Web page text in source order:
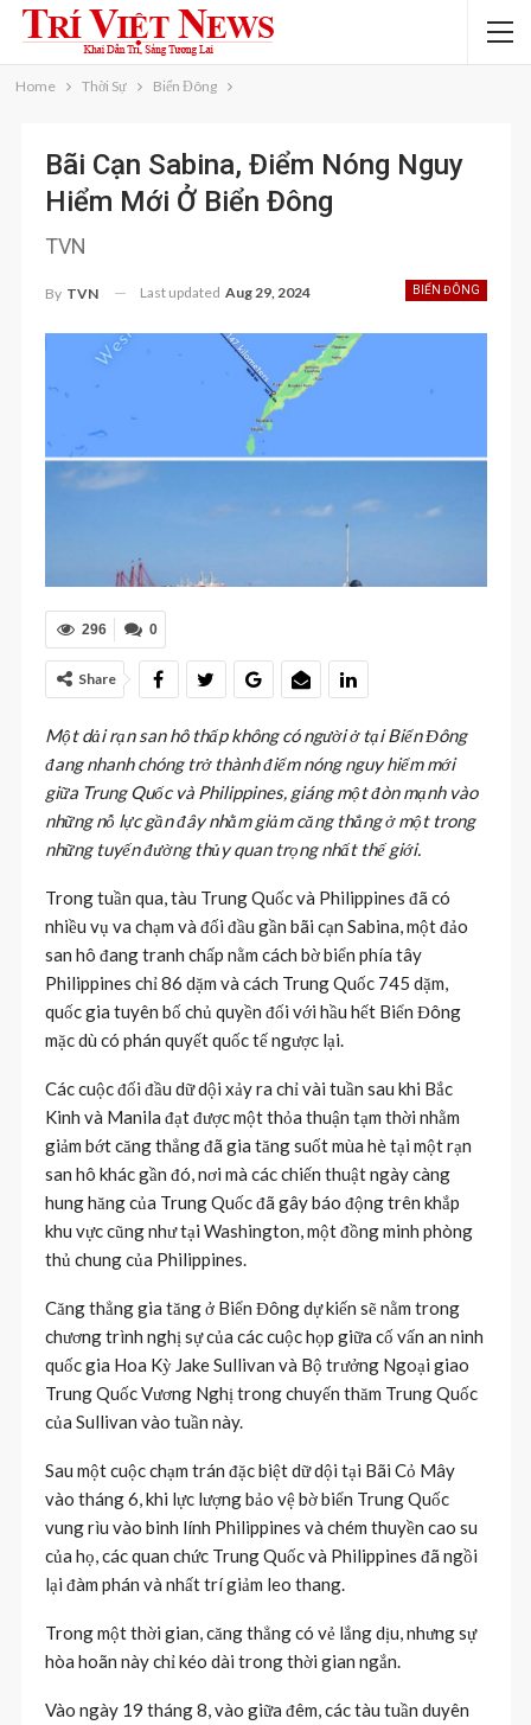
Home Thời Sự Biển Đông
Bãi Cạn Sabina, Điểm Nóng Nguy
Hiểm Mới Ở Biển Đông
TVN
BIỂN ĐÔNG
By TVN Last updated Aug 29, 2024
0
296
Share
Một dải rạn san hô thấp không có người ở tại Biển Đông
đang nhanh chóng trở thành điểm nóng nguy hiểm mới
giữa Trung Quốc và Philippines, giáng một đòn mạnh vào
những nỗ lực gần đây nhằm giảm căng thẳng ở một trong
những tuyến đường thủy quan trọng nhất thế giới.
Trong tuần qua, tàu Trung Quốc và Philippines đã có
nhiều vụ va chạm và đối đầu gần bãi cạn Sabina, một đảo
san hô đang tranh chấp nằm cách bờ biển phía tây
Philippines chỉ 86 dặm và cách Trung Quốc 745 dặm,
quốc gia tuyên bố chủ quyền đối với hầu hết Biển Đông
mặc dù có phán quyết quốc tế ngược lại.
Các cuộc đối đầu dữ dội xảy ra chỉ vài tuần sau khi Bắc
Kinh và Manila đạt được một thỏa thuận tạm thời nhằm
giảm bớt căng thẳng đã gia tăng suốt mùa hè tại một rạn
san hô khác gần đó, nơi mà các chiến thuật ngày càng
hung hăng của Trung Quốc đã gây báo động trên khắp
khu vực cũng như tại Washington, một đồng minh phòng
thủ chung của Philippines.
Căng thẳng gia tăng ở Biển Đông dự kiến ​​sẽ nằm trong
chương trình nghị sự của các cuộc họp giữa cố vấn an ninh
quốc gia Hoa Kỳ Jake Sullivan và Bộ trưởng Ngoại giao
Trung Quốc Vương Nghị trong chuyến thăm Trung Quốc
của Sullivan vào tuần này.
Sau một cuộc chạm trán đặc biệt dữ dội tại Bãi Cỏ Mây
vào tháng 6, khi lực lượng bảo vệ bờ biển Trung Quốc
vung rìu vào binh lính Philippines và chém thuyền cao su
của họ, các quan chức Trung Quốc và Philippines đã ngồi
lại đàm phán và nhất trí giảm leo thang.
Trong một thời gian, căng thẳng có vẻ lắng dịu, nhưng sự
hòa hoãn này chỉ kéo dài trong thời gian ngắn.
Vào ngày 19 tháng 8, vào giữa đêm, các tàu tuần duyên